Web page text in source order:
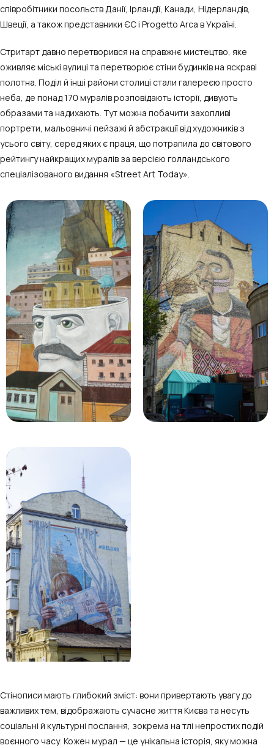
співробітники посольств Данії, Ірландії, Канади, Нідерландів,
Швеції, а також представники ЄС і Progetto Arca в Україні.
Стритарт давно перетворився на справжнє мистецтво, яке
оживляє міські вулиці та перетворює стіни будинків на яскраві
полотна. Поділ й інші райони столиці стали галереєю просто
неба, де понад 170 муралів розповідають історії, дивують
образами та надихають. Тут можна побачити захопливі
портрети, мальовничі пейзажі й абстракції від художників з
усього світу, серед яких є праця, що потрапила до світового
рейтингу найкращих муралів за версією голландського
спеціалізованого видання «Street Art Today».
Стінописи мають глибокий зміст: вони привертають увагу до
важливих тем, відображають сучасне життя Києва та несуть
соціальні й культурні послання, зокрема на тлі непростих подій
воєнного часу. Кожен мурал — це унікальна історія, яку можна